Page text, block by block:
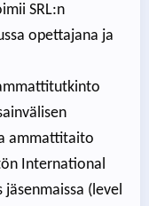
SRL:n
opettajana ja
ammattitaito
International
(level